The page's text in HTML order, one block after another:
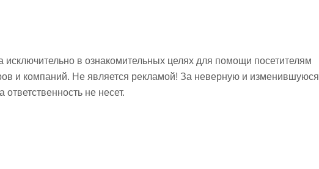
в ознакомительных целях для помощи посетителям
и компаний. Не является рекламой! За неверную и изменившуюся
не несет.